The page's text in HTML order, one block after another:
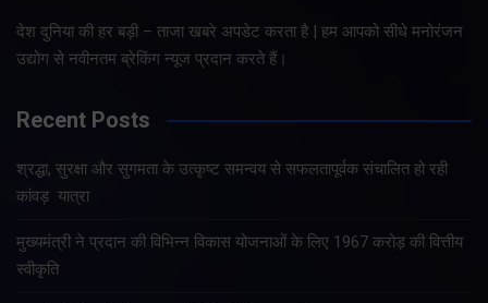
देश दुनिया की हर बड़ी – ताजा खबरे अपडेट करता है | हम आपको सीधे मनोरंजन
उद्योग से नवीनतम ब्रेकिंग न्यूज प्रदान करते हैं।
Recent Posts
श्रद्धा, सुरक्षा और सुगमता के उत्कृष्ट समन्वय से सफलतापूर्वक संचालित हो रही
कांवड़ यात्रा
मुख्यमंत्री ने प्रदान की विभिन्न विकास योजनाओं के लिए 1967 करोड़ की वित्तीय
स्वीकृति